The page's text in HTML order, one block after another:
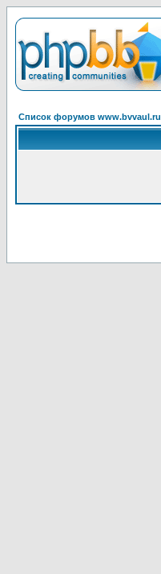
Список форумов www.bvvaul.ru